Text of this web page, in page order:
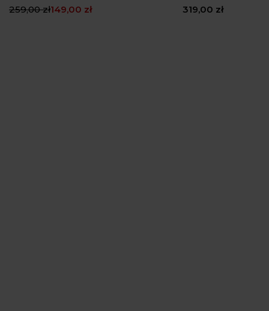
259,00 zł149,00 zł 319,00 zł